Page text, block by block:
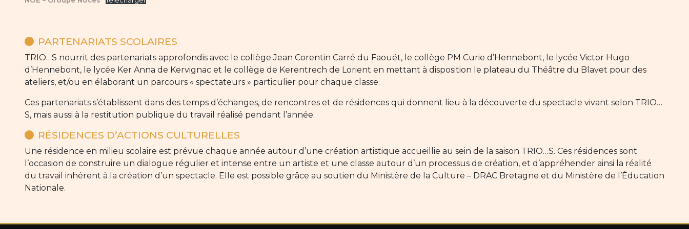
PARTENARIATS SCOLAIRES
TRIO…S nourrit des partenariats approfondis avec le collège Jean Corentin Carré du Faouët, le collège PM Curie d’Hennebont, le lycée Victor Hugo
d’Hennebont, le lycée Ker Anna de Kervignac et le collège de Kerentrech de Lorient en mettant à disposition le plateau du Théâtre du Blavet pour des
ateliers, et/ou en élaborant un parcours « spectateurs » particulier pour chaque classe.
Ces partenariats s’établissent dans des temps d’échanges, de rencontres et de résidences qui donnent lieu à la découverte du spectacle vivant selon TRIO…
S, mais aussi à la restitution publique du travail réalisé pendant l’année.
RÉSIDENCES D’ACTIONS CULTURELLES
Une résidence en milieu scolaire est prévue chaque année autour d’une création artistique accueillie au sein de la saison TRIO…S. Ces résidences sont
l’occasion de construire un dialogue régulier et intense entre un artiste et une classe autour d’un processus de création, et d’appréhender ainsi la réalité
du travail inhérent à la création d’un spectacle. Elle est possible grâce au soutien du Ministère de la Culture – DRAC Bretagne et du Ministère de l’Éducation
Nationale.